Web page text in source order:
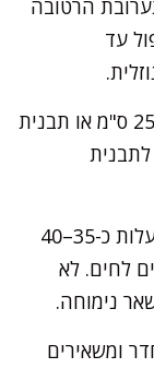
הרטובה
עד
משמנים תבנית אינגליש קייק בגודל 25 ס"מ או תבנית
לתבנית
אופים בתנור שחומם מראש ל-170 מעלות כ-35–40
לחים. לא
נימוחה.
ומשאירים